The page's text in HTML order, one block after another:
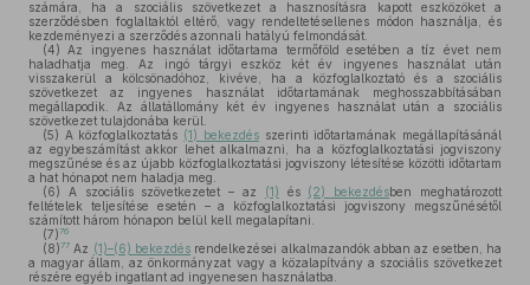
számára, ha a szociális szövetkezet a hasznosításra kapott eszközöket a
szerződésben foglaltaktól eltérő, vagy rendeltetésellenes módon használja, és
kezdeményezi a szerződés azonnali hatályú felmondását.
(4) Az ingyenes használat időtartama termőföld esetében a tíz évet nem
haladhatja meg. Az ingó tárgyi eszköz két év ingyenes használat után
visszakerül a kölcsönadóhoz, kivéve, ha a közfoglalkoztató és a szociális
szövetkezet az ingyenes használat időtartamának meghosszabbításában
megállapodik. Az állatállomány két év ingyenes használat után a szociális
szövetkezet tulajdonába kerül.
(5) A közfoglalkoztatás (1) bekezdésszerinti időtartamának megállapításánál
az egybeszámítást akkor lehet alkalmazni, ha a közfoglalkoztatási jogviszony
megszűnése és az újabb közfoglalkoztatási jogviszony létesítése közötti időtartam
a hat hónapot nem haladja meg.
(6) A szociális szövetkezetet – az (1) és (2) bekezdésben meghatározott
feltételek teljesítése esetén – a közfoglalkoztatási jogviszony megszűnésétől
számított három hónapon belül kell megalapítani.
(7)76
(8)77 Az (1)–(6) bekezdés rendelkezései alkalmazandók abban az esetben, ha
a magyar állam, az önkormányzat vagy a közalapítvány a szociális szövetkezet
részére egyéb ingatlant ad ingyenesen használatba.